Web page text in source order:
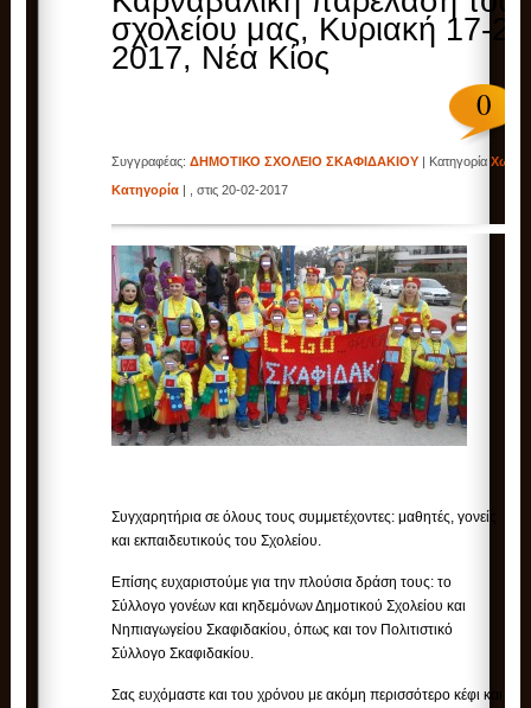
σχολείου μας, Κυριακή 17-2-
2017, Νέα Κίος
0
Συγγραφέας:ΔΗΜΟΤΙΚΟ ΣΧΟΛΕΙΟ ΣΚΑΦΙΔΑΚΙΟΥ | ΚατηγορίαΧωρίς
Κατηγορία | , στις 20-02-2017
Συγχαρητήρια σε όλους τους συμμετέχοντες: μαθητές, γονείς
και εκπαιδευτικούς του Σχολείου.
Επίσης ευχαριστούμε για την πλούσια δράση τους: το
Σύλλογο γονέων και κηδεμόνων Δημοτικού Σχολείου και
Νηπιαγωγείου Σκαφιδακίου, όπως και τον Πολιτιστικό
Σύλλογο Σκαφιδακίου.
Σας ευχόμαστε και του χρόνου με ακόμη περισσότερο κέφι και